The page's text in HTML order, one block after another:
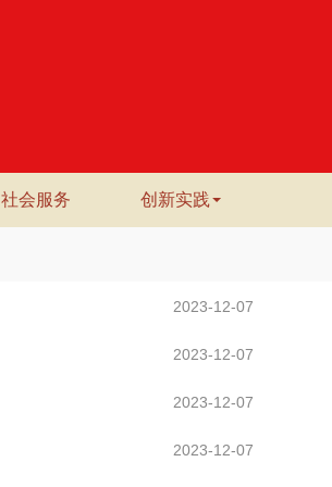
社会服务 创新实践
2023-12-07
2023-12-07
2023-12-07
2023-12-07